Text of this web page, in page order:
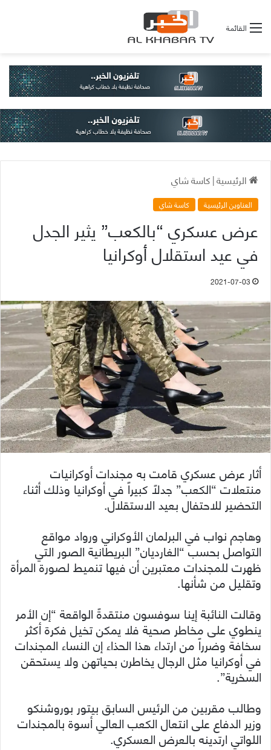
القائمة
الرئيسية|كاسة شاي
العناوين الرئيسية كاسة شاي
عرض عسكري “بالكعب” يثير الجدل
في عيد استقلال أوكرانيا
2021-07-03
أثار عرض عسكري قامت به مجندات أوكرانيات
منتعلات “الكعب” جدلاً كبيراً في أوكرانيا وذلك أثناء
التحضير للاحتفال بعيد الاستقلال.
وهاجم نواب في البرلمان الأوكراني ورواد مواقع
التواصل بحسب “الغارديان” البريطانية الصور التي
ظهرت للمجندات معتبرين أن فيها تنميط لصورة المرأة
وتقليل من شأنها.
وقالت النائبة إينا سوفسون منتقدةً الواقعة “إن الأمر
ينطوي على مخاطر صحية فلا يمكن تخيل فكرة أكثر
سخافة وضرراً من ارتداء هذا الحذاء إن النساء المجندات
في أوكرانيا مثل الرجال يخاطرن بحياتهن ولا يستحقن
السخرية”.
وطالب مقربين من الرئيس السابق بيتور بوروشنكو
وزير الدفاع على انتعال الكعب العالي أسوة بالمجندات
اللواتي ارتدينه بالعرض العسكري.